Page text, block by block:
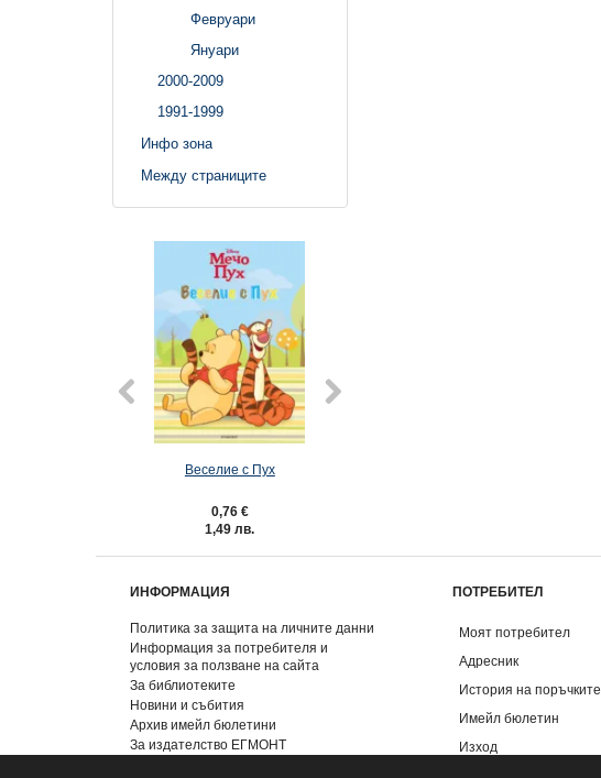
Февруари
Януари
2000-2009
1991-1999
Инфо зона
Между страниците
Веселие с Пух
0,76 €
1,49 лв.
ИНФОРМАЦИЯ
Политика за защита на личните данни
Информация за потребителя и
условия за ползване на сайта
За библиотеките
Новини и събития
Архив имейл бюлетини
За издателство ЕГМОНТ
ПОТРЕБИТЕЛ
Моят потребител
Адресник
История на поръчките
Имейл бюлетин
Изход